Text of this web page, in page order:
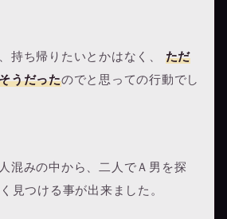
持ち帰りたいとかはなく、 ただ
うだったのでと思っての行動でし
混みの中から、二人でＡ男を探
見つける事が出来ました。